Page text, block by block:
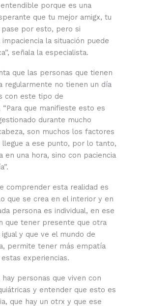
porque es una
que tu mejor amigx, tu
pase por esto, pero si
la situación puede
señala la especialista.
que las personas que tienen
regularmente no tienen un día
con este tipo de
“Para que manifieste esto es
durante mucho
son muchos los factores
llegue a ese punto, por lo tanto,
en una hora, sino con paciencia
comprender esta realidad es
que se crea en el interior y en
persona es individual, en ese
que tener presente que otra
y que ve el mundo de
permite tener más empatía
experiencias.
hay personas que viven con
y entender que esto es
que hay un otrx y que ese